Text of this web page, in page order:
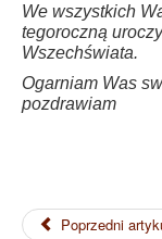
We wszystkich
tegoroczną
Wszechświata.
Ogarniam Was
pozdrawiam
Poprzedni